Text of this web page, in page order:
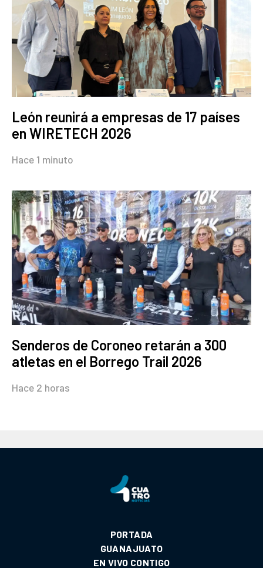
León reunirá a empresas de 17 países
en WIRETECH 2026
Hace 1 minuto
Senderos de Coroneo retarán a 300
atletas en el Borrego Trail 2026
Hace 2 horas
PORTADA
GUANAJUATO
EN VIVO CONTIGO